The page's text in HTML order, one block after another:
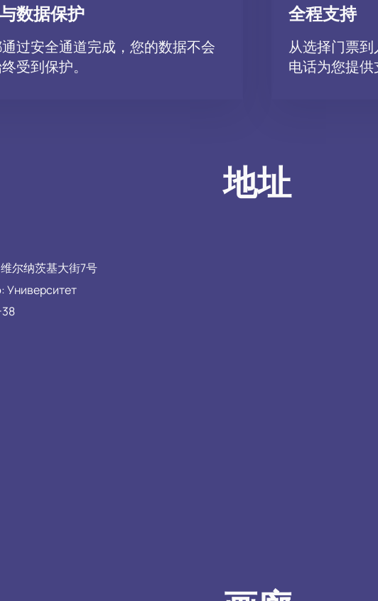
数据保护
过安全通道完成，您的数据不会
受到保护。
全程支持
从选择门票
电话为您提供
地址
尔纳茨基大街7号
:Университет